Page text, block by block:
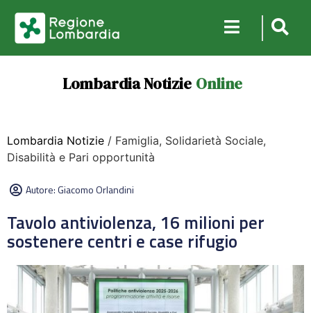
Lombardia Notizie Online
Lombardia Notizie / Famiglia, Solidarietà Sociale,
Disabilità e Pari opportunità
Autore:Giacomo Orlandini
Tavolo antiviolenza, 16 milioni per
sostenere centri e case rifugio